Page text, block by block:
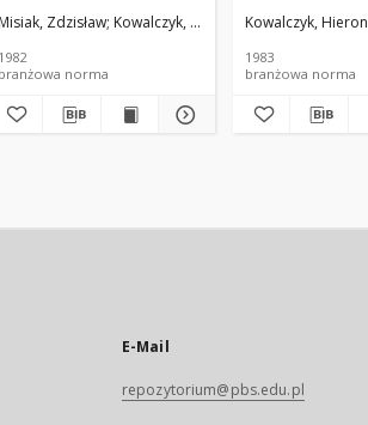
Hieronim Centralny Związek Spółdzielni Inwalidów,
Technologiczny Krajowego Związku Spółdzielni
Misiak, Zdzisław Kowalczyk, Hieronim Świątczak,
1982
branżowa norma
Kowalczyk,
1983
branżowa norma
E-Mail
repozytorium@pbs.edu.pl